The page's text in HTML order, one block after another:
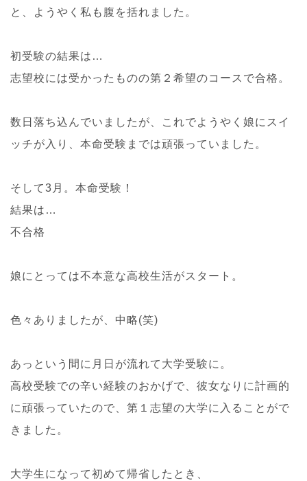
と、ようやく私も腹を括れました。
初受験の結果は…
志望校には受かったものの第２希望のコースで合格。
数日落ち込んでいましたが、これでようやく娘にスイ
ッチが入り、本命受験までは頑張っていました。
そして3月。本命受験！
結果は…
不合格
娘にとっては不本意な高校生活がスタート。
色々ありましたが、中略(笑)
あっという間に月日が流れて大学受験に。
高校受験での辛い経験のおかげで、彼女なりに計画的
に頑張っていたので、第１志望の大学に入ることがで
きました。
大学生になって初めて帰省したとき、